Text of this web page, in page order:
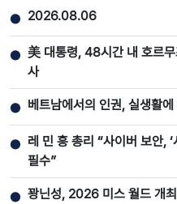
● 2026.08.06
● 美 대통령, 48시간 내 호르
사
● 베트남에서의 인권, 실생활
● 레 민 흥 총리 “사이버 보안, ‘
필수”
● 꽝닌성, 2026 미스 월드 개